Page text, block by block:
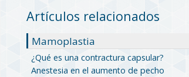
Artículos relacionados
Mamoplastia
¿Qué es una contractura capsular?
Anestesia en el aumento de pecho